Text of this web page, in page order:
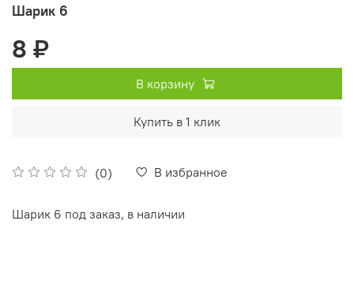
Шарик 6
(0) В избранное
8 ₽
В корзину
Купить в 1 клик
Шарик 6 под заказ, в наличии